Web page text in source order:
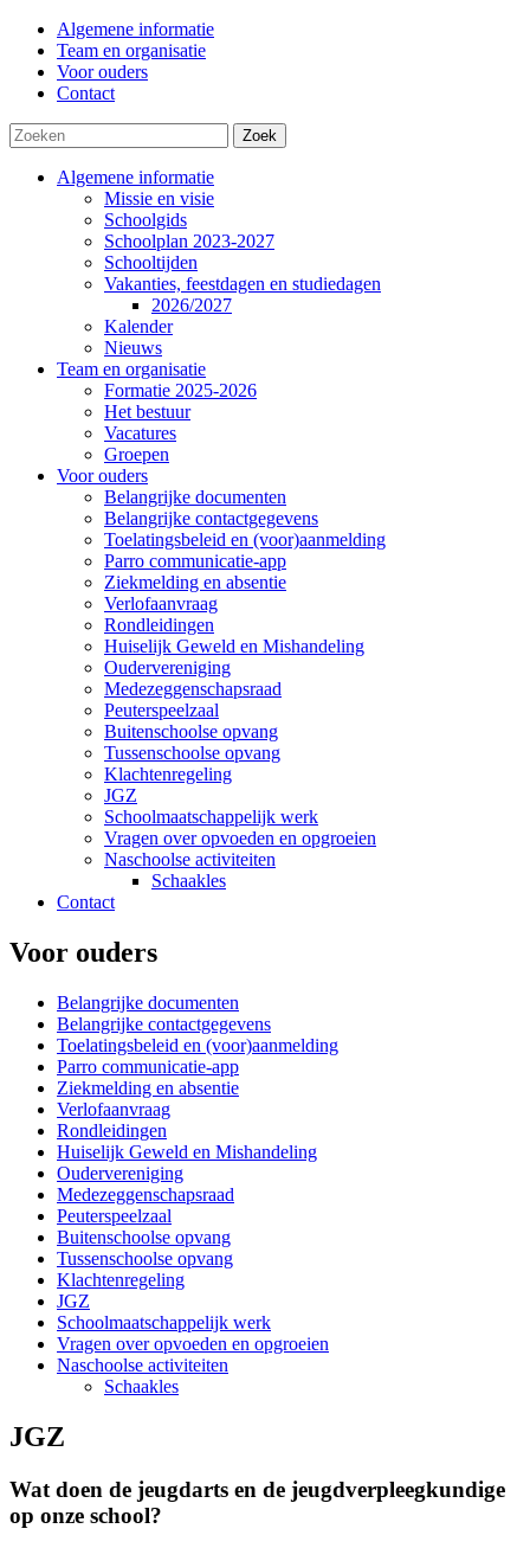
Algemene informatie
Team en organisatie
Voor ouders
Contact
Zoek
Algemene informatie
Missie en visie
Schoolgids
Schoolplan 2023-2027
Schooltijden
Vakanties, feestdagen en studiedagen
2026/2027
Kalender
Nieuws
Team en organisatie
Formatie 2025-2026
Het bestuur
Vacatures
Groepen
Voor ouders
Belangrijke documenten
Belangrijke contactgegevens
Toelatingsbeleid en (voor)aanmelding
Parro communicatie-app
Ziekmelding en absentie
Verlofaanvraag
Rondleidingen
Huiselijk Geweld en Mishandeling
Oudervereniging
Medezeggenschapsraad
Peuterspeelzaal
Buitenschoolse opvang
Tussenschoolse opvang
Klachtenregeling
JGZ
Schoolmaatschappelijk werk
Vragen over opvoeden en opgroeien
Naschoolse activiteiten
Schaakles
Contact
Voor ouders
Belangrijke documenten
Belangrijke contactgegevens
Toelatingsbeleid en (voor)aanmelding
Parro communicatie-app
Ziekmelding en absentie
Verlofaanvraag
Rondleidingen
Huiselijk Geweld en Mishandeling
Oudervereniging
Medezeggenschapsraad
Peuterspeelzaal
Buitenschoolse opvang
Tussenschoolse opvang
Klachtenregeling
JGZ
Schoolmaatschappelijk werk
Vragen over opvoeden en opgroeien
Naschoolse activiteiten
Schaakles
JGZ
Wat doen de jeugdarts en de jeugdverpleegkundige
op onze school?